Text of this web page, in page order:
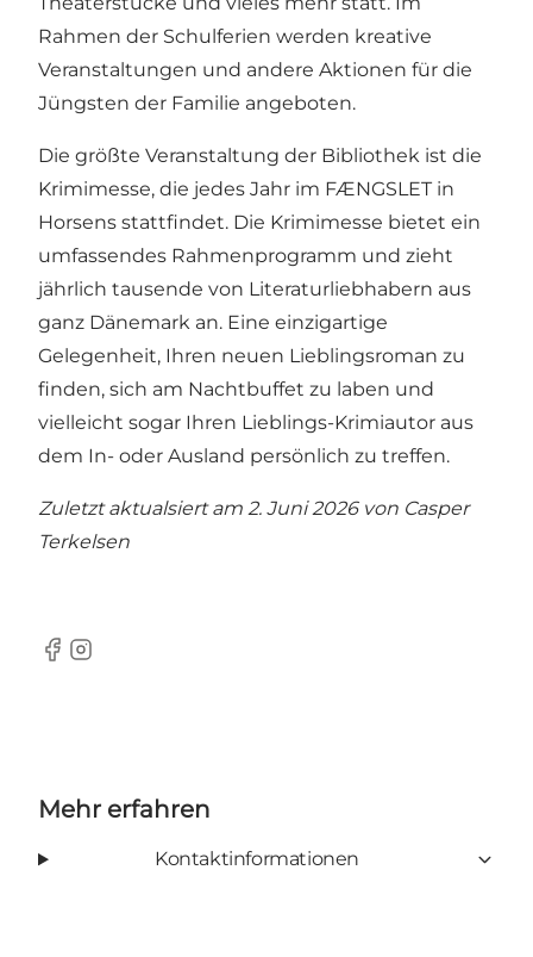
Rahmen der Schulferien werden kreative
Veranstaltungen und andere Aktionen für die
Jüngsten der Familie angeboten.
Die größte Veranstaltung der Bibliothek ist die
Krimimesse, die jedes Jahr im FÆNGSLET in
Horsens stattfindet. Die Krimimesse bietet ein
umfassendes Rahmenprogramm und zieht
jährlich tausende von Literaturliebhabern aus
ganz Dänemark an. Eine einzigartige
Gelegenheit, Ihren neuen Lieblingsroman zu
finden, sich am Nachtbuffet zu laben und
vielleicht sogar Ihren Lieblings-Krimiautor aus
dem In- oder Ausland persönlich zu treffen.
Zuletzt aktualsiert am 2. Juni 2026 von Casper
Terkelsen
Facebook
Instagram
Mehr erfahren
Kontaktinformationen